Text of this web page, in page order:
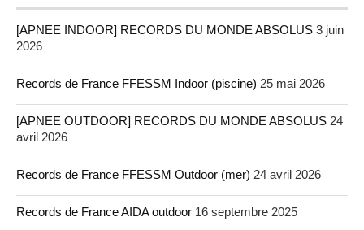
[APNEE INDOOR] RECORDS DU MONDE ABSOLUS 3 juin
2026
Records de France FFESSM Indoor (piscine) 25 mai 2026
[APNEE OUTDOOR] RECORDS DU MONDE ABSOLUS 24
avril 2026
Records de France FFESSM Outdoor (mer) 24 avril 2026
Records de France AIDA outdoor 16 septembre 2025